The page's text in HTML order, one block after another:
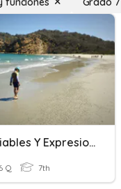
Variables Y Expresiones
Q 7th